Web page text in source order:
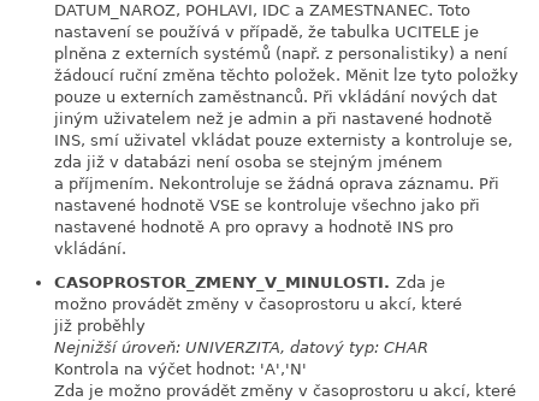
DATUM_NAROZ, POHLAVI, IDC a ZAMESTNANEC. Toto
nastavení se používá v případě, že tabulka UCITELE je
plněna z externích systémů (např. z personalistiky) a není
žádoucí ruční změna těchto položek. Měnit lze tyto položky
pouze u externích zaměstnanců. Při vkládání nových dat
jiným uživatelem než je admin a při nastavené hodnotě
INS, smí uživatel vkládat pouze externisty a kontroluje se,
zda již v databázi není osoba se stejným jménem
a příjmením. Nekontroluje se žádná oprava záznamu. Při
nastavené hodnotě VSE se kontroluje všechno jako při
nastavené hodnotě A pro opravy a hodnotě INS pro
vkládání.
CASOPROSTOR_ZMENY_V_MINULOSTI. Zda je
možno provádět změny v časoprostoru u akcí, které
již proběhly
Nejnižší úroveň: UNIVERZITA, datový typ: CHAR
Kontrola na výčet hodnot: 'A','N'
Zda je možno provádět změny v časoprostoru u akcí, které